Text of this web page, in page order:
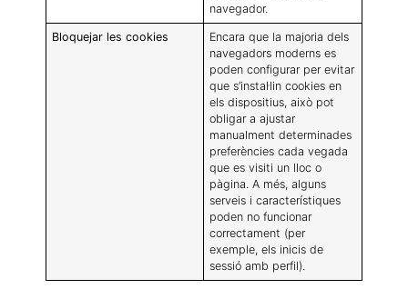
navegador.
Bloquejar les cookies
Encara que la majoria dels
navegadors moderns es
poden configurar per evitar
que s’instal·lin cookies en
els dispositius, això pot
obligar a ajustar
manualment determinades
preferències cada vegada
que es visiti un lloc o
pàgina. A més, alguns
serveis i característiques
poden no funcionar
correctament (per
exemple, els inicis de
sessió amb perfil).